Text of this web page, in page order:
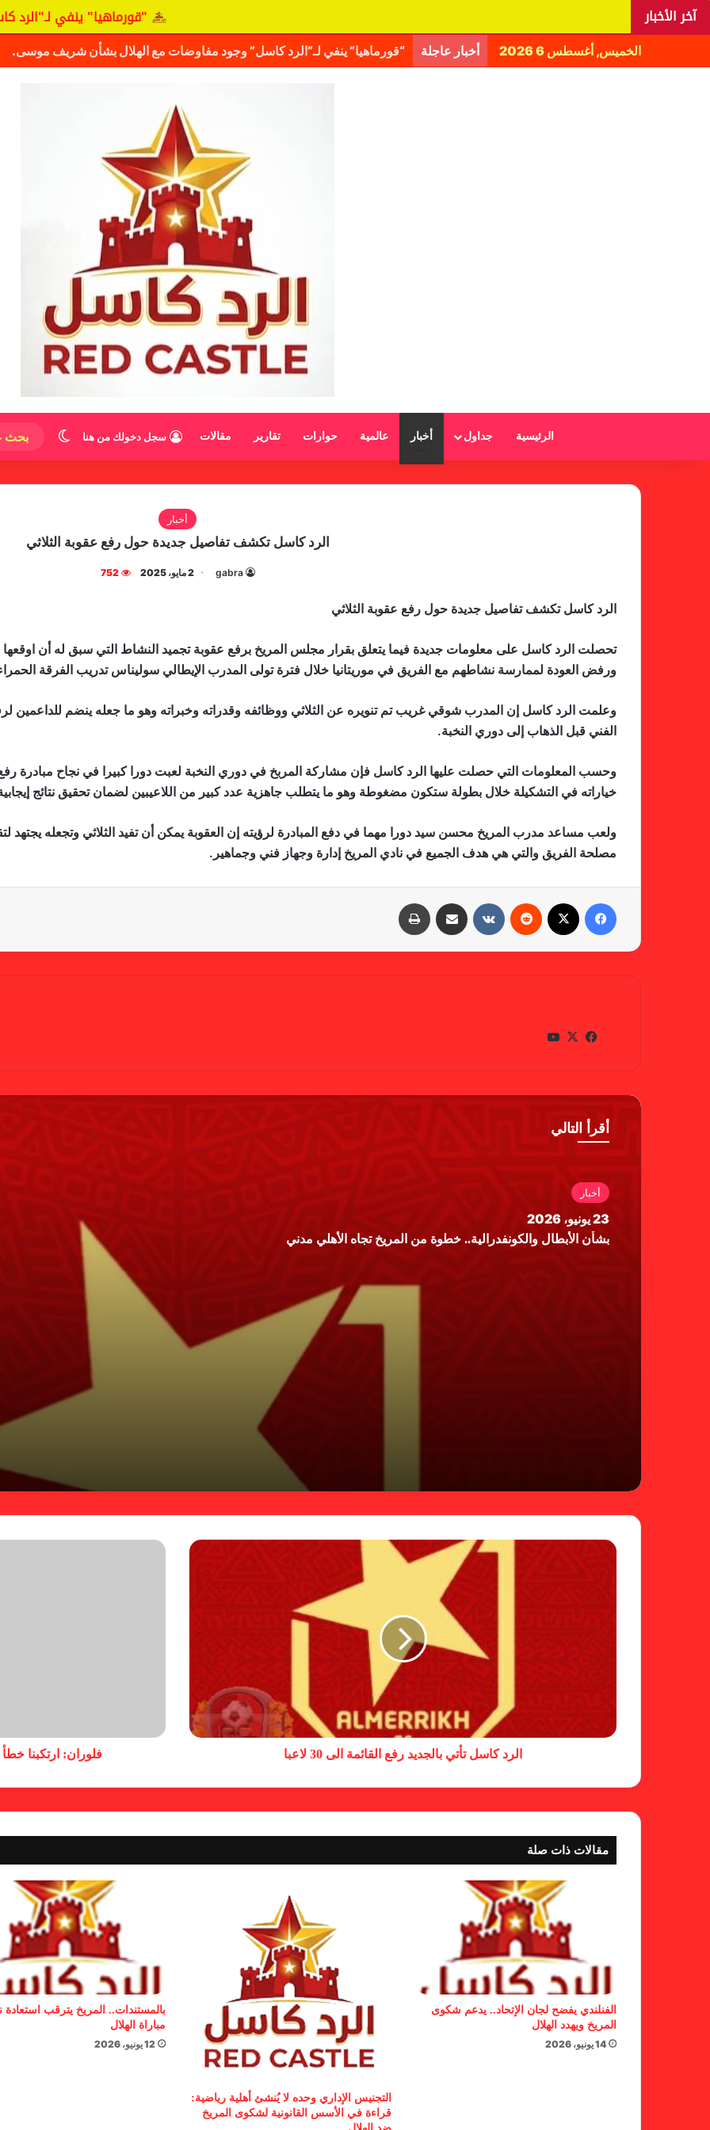
آخر الأخبار "قورماهيا" ينفي لـ"الرد كاسل"
الخميس, أغسطس 6 2026 أخبار عاجلة اليانغا يكشف حقيقة مفاوضات نجم المريخ
الرئيسية جداول أخبار عالمية حوارات تقارير مقالات سجل دخولك من هنا الوضع
أخبار
الرد كاسل تكشف تفاصيل جديدة حول رفع عقوبة الثلاثي
gabra 2 مايو، 2025 752
الرد كاسل تكشف تفاصيل جديدة حول رفع عقوبة الثلاثي
تحصلت الرد كاسل على معلومات جديدة فيما يتعلق بقرار مجلس المريخ برفع عقوبة تجميد النشاط التي سبق له أن اوقعها
ورفض العودة لممارسة نشاطهم مع الفريق في موريتانيا خلال فترة تولى المدرب الإيطالي سوليناس تدريب الفرقة
وعلمت الرد كاسل إن المدرب شوقي غريب تم تنويره عن الثلاثي ووظائفه وقدراته وخبراته وهو ما جعله ينضم للداعمين
الفني قبل الذهاب إلى دوري النخبة.
وحسب المعلومات التي حصلت عليها الرد كاسل فإن مشاركة المربخ في دوري النخبة لعبت دورا كبيرا في نجاح مبادرة رفع
خياراته في التشكيلة خلال بطولة ستكون مضغوطة وهو ما يتطلب جاهزية عدد كبير من اللاعيبين لضمان تحقيق نتائج
ولعب مساعد مدرب المريخ محسن سيد دورا مهما في دفع المبادرة لرؤيته إن العقوبة يمكن أن تفيد الثلاثي وتجعله يجتهد
مصلحة الفريق والتي هي هدف الجميع في نادي المريخ إدارة وجهاز فني وجماهير.
في
وك
X
أقرأ التالي
أخبار
23 يونيو، 2026
بشأن الأبطال والكونفدرالية.. خطوة من المريخ تجاه الأهلي مدني
الرد كاسل تأتي بالجديد رفع القائمة الى 30 لاعبا فلوران: ارتكبنا
مقالات ذات صلة
الفنلندي يفضح لجان الإتحاد.. يدعم شكوى
المريخ ويهدد الهلال
14 يونيو، 2026
التجنيس الإداري وحده لا يُنشئ أهلية رياضية:
قراءة في الأسس القانونية لشكوى المريخ
ضد الهلال
بالمستندات.. المريخ يترقب استعادة
مباراة الهلال
12 يونيو، 2026